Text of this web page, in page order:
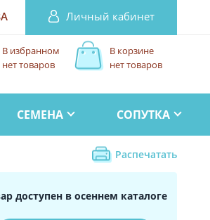
Личный кабинет
В корзине
нет товаров
В избранном
нет товаров
СЕМЕНА СОПУТКА
Распечатать
доступен в осеннем каталоге